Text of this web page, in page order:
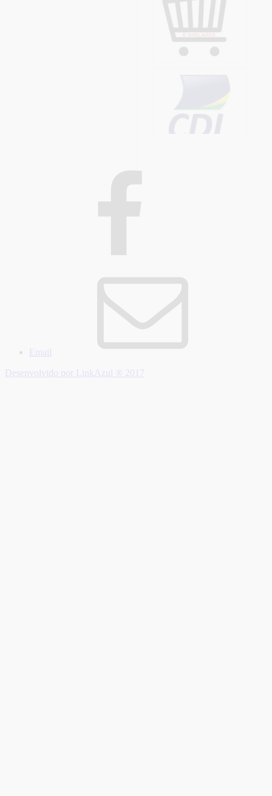
Email
Desenvolvido por LinkAzul ® 2017